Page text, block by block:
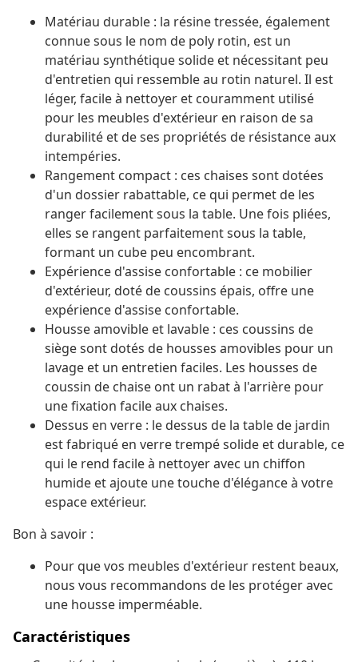
Matériau durable : la résine tressée, également
connue sous le nom de poly rotin, est un
matériau synthétique solide et nécessitant peu
d'entretien qui ressemble au rotin naturel. Il est
léger, facile à nettoyer et couramment utilisé
pour les meubles d'extérieur en raison de sa
durabilité et de ses propriétés de résistance aux
intempéries.
Rangement compact : ces chaises sont dotées
d'un dossier rabattable, ce qui permet de les
ranger facilement sous la table. Une fois pliées,
elles se rangent parfaitement sous la table,
formant un cube peu encombrant.
Expérience d'assise confortable : ce mobilier
d'extérieur, doté de coussins épais, offre une
expérience d'assise confortable.
Housse amovible et lavable : ces coussins de
siège sont dotés de housses amovibles pour un
lavage et un entretien faciles. Les housses de
coussin de chaise ont un rabat à l'arrière pour
une fixation facile aux chaises.
Dessus en verre : le dessus de la table de jardin
est fabriqué en verre trempé solide et durable, ce
qui le rend facile à nettoyer avec un chiffon
humide et ajoute une touche d'élégance à votre
espace extérieur.
Bon à savoir :
Pour que vos meubles d'extérieur restent beaux,
nous vous recommandons de les protéger avec
une housse imperméable.
Caractéristiques